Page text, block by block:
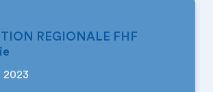
REGIONALE FHF
2023